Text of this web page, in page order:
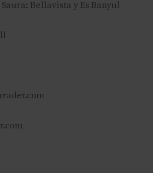
Bellavista y Es Banyul